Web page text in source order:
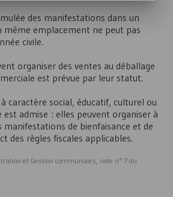
des manifestations dans un
même emplacement ne peut pas
civile.
organiser des ventes au déballage
est prévue par leur statut.
caractère social, éducatif, culturel ou
admise : elles peuvent organiser à
de bienfaisance et de
des règles fiscales applicables.
et Gestion communales, note n° 7 du